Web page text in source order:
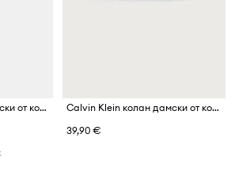
Calvin Klein колан дамски от кожа
Calvin Klein колан дамски от кожа
39,90 €